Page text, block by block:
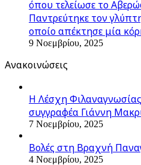
όπου τελείωσε το
Παντρεύτηκε τον
οποίο απέκτησε μία
9 Νοεμβρίου, 2025
Ανακοινώσεις
Η Λέσχη
συγγραφέα Γιάννη
7 Νοεμβρίου, 2025
Βολές στη Βραχνή
4 Νοεμβρίου, 2025